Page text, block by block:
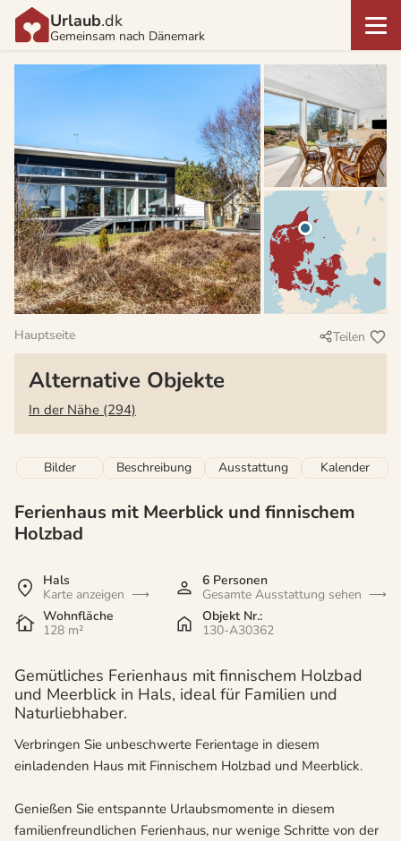
Urlaub.dk
Gemeinsam nach Dänemark
Hauptseite Teilen
Alternative Objekte
In der Nähe (294)
Bilder Beschreibung Ausstattung Kalender
Ferienhaus mit Meerblick und finnischem
Holzbad
Hals
Karte anzeigen
6 Personen
Gesamte Ausstattung sehen
Wohnfläche
128 m²
Objekt Nr.:
130-A30362
Gemütliches Ferienhaus mit finnischem Holzbad
und Meerblick in Hals, ideal für Familien und
Naturliebhaber.
Verbringen Sie unbeschwerte Ferientage in diesem
einladenden Haus mit Finnischem Holzbad und Meerblick.
Genießen Sie entspannte Urlaubsmomente in diesem
familienfreundlichen Ferienhaus, nur wenige Schritte von der